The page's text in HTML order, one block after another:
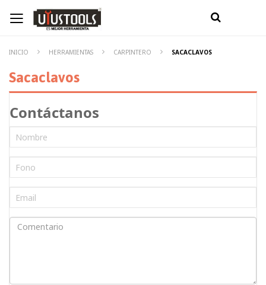
INICIO HERRAMIENTAS CARPINTERO SACACLAVOS
Sacaclavos
Contáctanos